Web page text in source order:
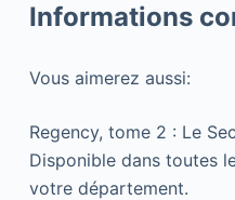
Informations
Vous aimerez aussi:
Regency, tome 2 : Le
Disponible dans toutes
votre département.